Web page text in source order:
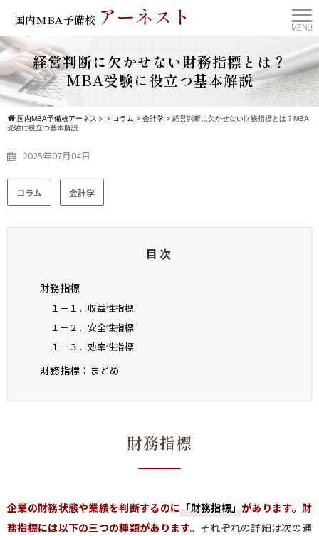
国内MBA予備校 アーネスト
経営判断に欠かせない財務指標とは？
MBA受験に役立つ基本解説
国内MBA予備校アーネスト > コラム > 会計学 > 経営判断に欠かせない財務指標とは？MBA
受験に役立つ基本解説
2025年07月04日
コラム 会計学
目次
財務指標
１－１．収益性指標
１－２．安全性指標
１－３．効率性指標
財務指標：まとめ
財務指標
企業の財務状態や業績を判断するのに「財務指標」があります。財
務指標には以下の三つの種類があります。 それぞれの詳細は次の通